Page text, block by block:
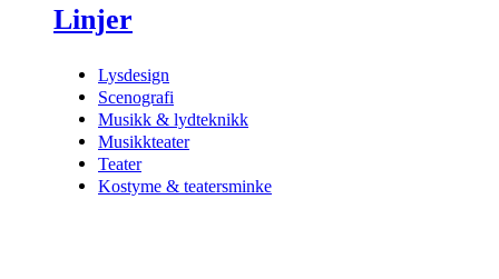
Linjer
Lysdesign
Scenografi
Musikk & lydteknikk
Musikkteater
Teater
Kostyme & teatersminke